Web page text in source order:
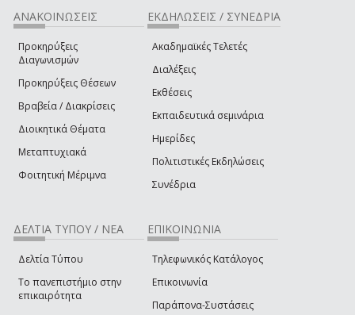
ΑΝΑΚΟΙΝΩΣΕΙΣ
Προκηρύξεις
Διαγωνισμών
Προκηρύξεις Θέσεων
Βραβεία / Διακρίσεις
Διοικητικά Θέματα
Μεταπτυχιακά
Φοιτητική Μέριμνα
ΕΚΔΗΛΩΣΕΙΣ / ΣΥΝΕΔΡΙΑ
Ακαδημαϊκές Τελετές
Διαλέξεις
Εκθέσεις
Εκπαιδευτικά σεμινάρια
Ημερίδες
Πολιτιστικές Εκδηλώσεις
Συνέδρια
ΔΕΛΤΙΑ ΤΥΠΟΥ / ΝΕΑ
Δελτία Τύπου
Το πανεπιστήμιο στην
επικαιρότητα
ΕΠΙΚΟΙΝΩΝΙΑ
Τηλεφωνικός Κατάλογος
Επικοινωνία
Παράπονα-Συστάσεις